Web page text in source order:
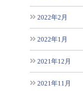
2022年2月
2022年1月
2021年12月
2021年11月